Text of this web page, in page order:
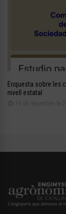
Enquesta sobre les
nivell estatal
19 de desembre de